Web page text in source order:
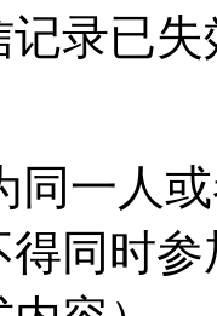
录已
同一人
同时